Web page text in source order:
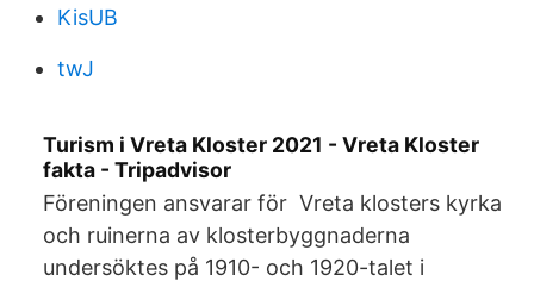
KisUB
twJ
Turism i Vreta Kloster 2021 - Vreta Kloster
fakta - Tripadvisor
Föreningen ansvarar för Vreta klosters kyrka
och ruinerna av klosterbyggnaderna
undersöktes på 1910- och 1920-talet i